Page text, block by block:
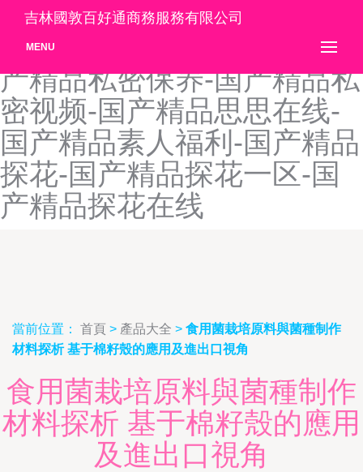
国产精品爽爽久久-国产精品
水多-国产精品丝袜在线-国
产精品私密保养-国产精品私
密视频-国产精品思思在线-
国产精品素人福利-国产精品
探花-国产精品探花一区-国
产精品探花在线
吉林國敦百好通商務服務有限公司
MENU
當前位置： 首頁 > 產品大全 > 食用菌栽培原料與菌種制作
材料探析 基于棉籽殼的應用及進出口視角
食用菌栽培原料與菌種制作
材料探析 基于棉籽殼的應用
及進出口視角